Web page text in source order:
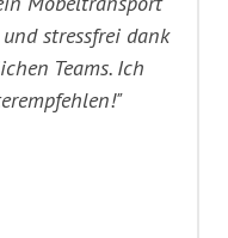
stressfrei dank
Teams. Ich